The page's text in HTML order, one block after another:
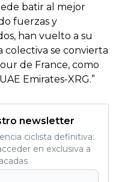
batir al mejor
fuerzas y
han vuelto a su
colectiva se convierta
de France, como
Emirates-XRG.”
newsletter
ciclista definitiva:
en exclusiva a